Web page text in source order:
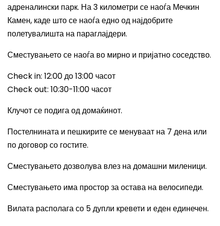
адреналински парк. На 3 километри се наоѓа Мечкин
Камен, каде што се наоѓа едно од најдобрите
полетувалишта на параглајдери.
Сместувањето се наоѓа во мирно и пријатно соседство.
Check in: 12:00до 13:00 часот
Check out: 10:30-11:00 часот
Клучот се подига од домаќинот.
Постелнината и пешкирите се менуваат на 7 дена или
по договор со гостите.
Сместувањето дозволува влез на домашни миленици.
Сместувањето има простор за остава на велосипеди.
Вилата располага со 5 дупли кревети и еден единечен.